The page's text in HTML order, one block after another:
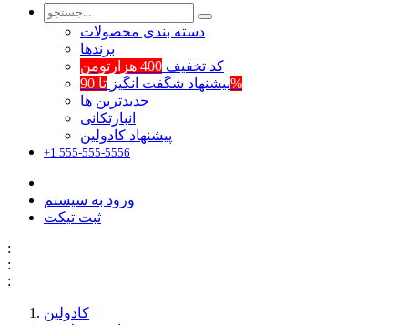
دسته بندی محصولات
برند‌ها
کد تخفیف 400 هزارتومن
پیشنهاد شگفت انگیزتا 90%
جدیدترین ها
انبارتکانی
پیشنهاد کادولین
+1 555-555-5556
ورود به سیستم
ثبت تیکت
:
:
:
کادولین